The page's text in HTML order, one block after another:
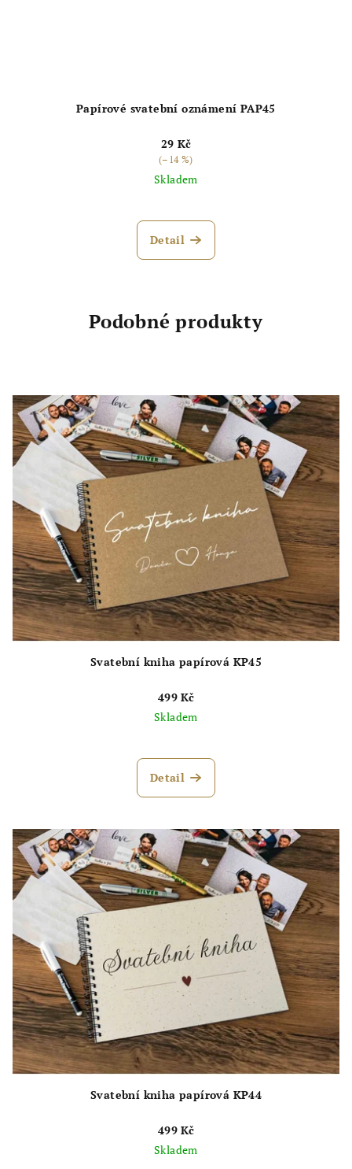
Papírové svatební oznámení PAP45
29 Kč
(–14 %)
Skladem
Detail
Podobné produkty
Svatební kniha papírová KP45
499 Kč
Skladem
Detail
Svatební kniha papírová KP44
499 Kč
Skladem